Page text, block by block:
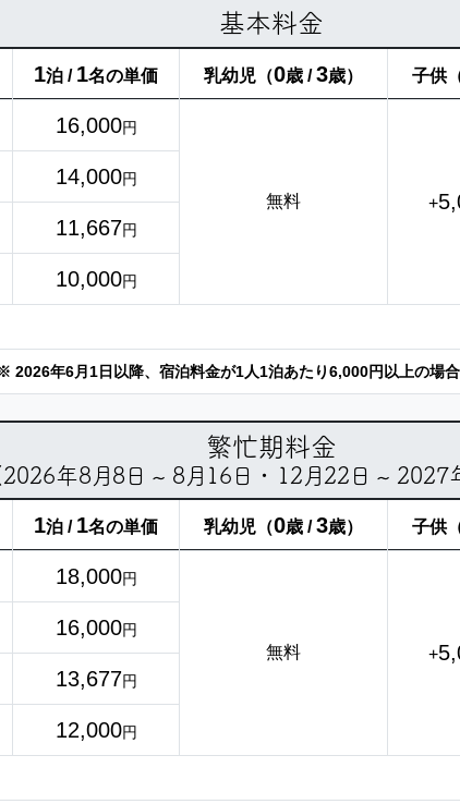
基本料金
1泊 / 1名の単価 乳幼児（0歳 /3歳） 子供
16,000円
無料 +
14,000円
11,667円
10,000円
2026年6月1日以降、宿泊料金が1人1泊あたり6,000円以上の場
繁忙期料金
年8月8日 ~ 8月16日 ・ 12月22日 ~ 2027
1泊 / 1名の単価 乳幼児（0歳 /3歳） 子供
18,000円
無料 +
16,000円
13,677円
12,000円